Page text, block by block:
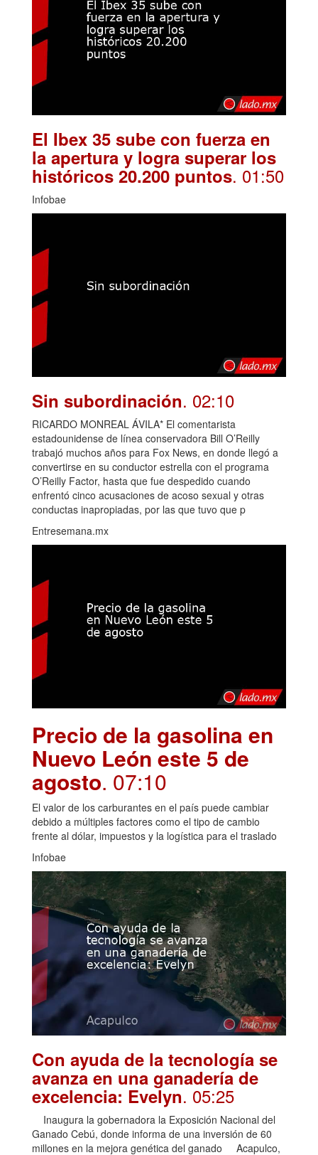
El Ibex 35 sube con fuerza en
la apertura y logra superar los
históricos 20.200 puntos. 01:50
Infobae
Sin subordinación. 02:10
RICARDO MONREAL ÁVILA* El comentarista
estadounidense de línea conservadora Bill O’Reilly
trabajó muchos años para Fox News, en donde llegó a
convertirse en su conductor estrella con el programa
O’Reilly Factor, hasta que fue despedido cuando
enfrentó cinco acusaciones de acoso sexual y otras
conductas inapropiadas, por las que tuvo que p
Entresemana.mx
Precio de la gasolina en
Nuevo León este 5 de
agosto. 07:10
El valor de los carburantes en el país puede cambiar
debido a múltiples factores como el tipo de cambio
frente al dólar, impuestos y la logística para el traslado
Infobae
Con ayuda de la tecnología se
avanza en una ganadería de
excelencia: Evelyn. 05:25
Inaugura la gobernadora la Exposición Nacional del
Ganado Cebú, donde informa de una inversión de 60
millones en la mejora genética del ganado Acapulco,